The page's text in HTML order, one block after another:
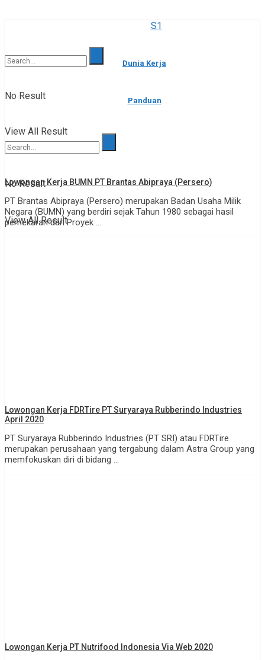
S1
Dunia Kerja
Panduan
No Result
View All Result
No Result
View All Result
Lowongan Kerja BUMN PT Brantas Abipraya (Persero)
PT Brantas Abipraya (Persero) merupakan Badan Usaha Milik
Negara (BUMN) yang berdiri sejak Tahun 1980 sebagai hasil
pemekaran dari Proyek ...
Lowongan Kerja FDRTire PT Suryaraya Rubberindo Industries
April 2020
PT Suryaraya Rubberindo Industries (PT SRI) atau FDRTire
merupakan perusahaan yang tergabung dalam Astra Group yang
memfokuskan diri di bidang ...
Lowongan Kerja PT Nutrifood Indonesia Via Web 2020